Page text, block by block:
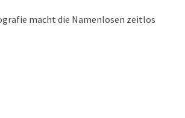
macht die Namenlosen zeitlos